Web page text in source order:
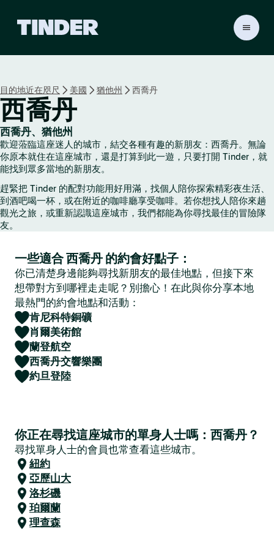
r
目的地近在咫尺 美國 猶他州 西喬丹
西喬丹
西喬丹、猶他州
歡迎蒞臨這座迷人的城市，結交各種有趣的新朋友：西喬丹。無論
你原本就住在這座城市，還是打算到此一遊，只要打開 Tinder，就
能找到眾多當地的新朋友。
趕緊把 Tinder 的配對功能用好用滿，找個人陪你探索精彩夜生活、
到酒吧喝一杯，或在附近的咖啡廳享受咖啡。若你想找人陪你來趟
觀光之旅，或重新認識這座城市，我們都能為你尋找最佳的冒險隊
友。
一些適合 西喬丹 的約會好點子：
你已清楚身邊能夠尋找新朋友的最佳地點，但接下來
想帶對方到哪裡走走呢？別擔心！在此與你分享本地
最熱門的約會地點和活動：
肯尼科特銅礦
肖爾美術館
蘭登航空
西喬丹交響樂團
約旦登陸
你正在尋找這座城市的單身人士嗎：西喬丹？
尋找單身人士的會員也常查看這些城市。
紐約
亞歷山大
洛杉磯
珀爾蘭
理查森